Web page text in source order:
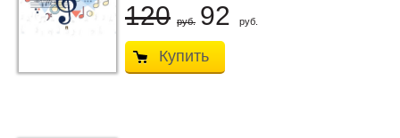
120 руб. 92 руб.
Купить